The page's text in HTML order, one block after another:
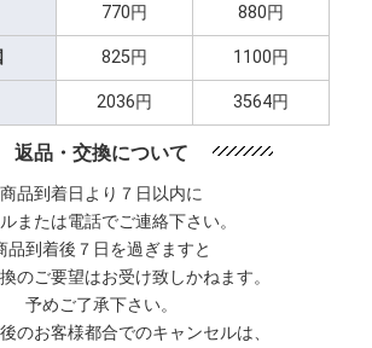
770円 880円
825円 1100円
2036円 3564円
返品・交換について
商品到着日より７日以内に
または電話でご連絡下さい。
品到着後７日を過ぎますと
のご要望はお受け致しかねます。
予めご了承下さい。
のお客様都合でのキャンセルは、